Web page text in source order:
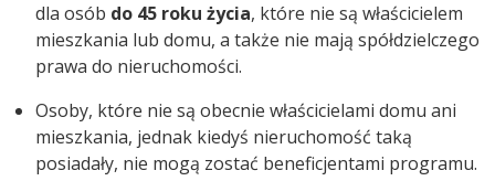
dla osób do 45 roku życia, które nie są właścicielem
mieszkania lub domu, a także nie mają spółdzielczego
prawa do nieruchomości.
Osoby, które nie są obecnie właścicielami domu ani
mieszkania, jednak kiedyś nieruchomość taką
posiadały, nie mogą zostać beneficjentami programu.